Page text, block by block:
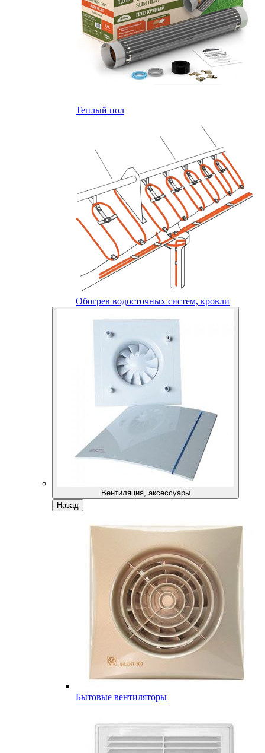
Теплый пол
Обогрев водосточных систем, кровли
Вентиляция, аксессуары
Назад
Бытовые вентиляторы